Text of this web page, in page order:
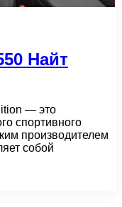
Найт
— это
спортивного
производителем
собой